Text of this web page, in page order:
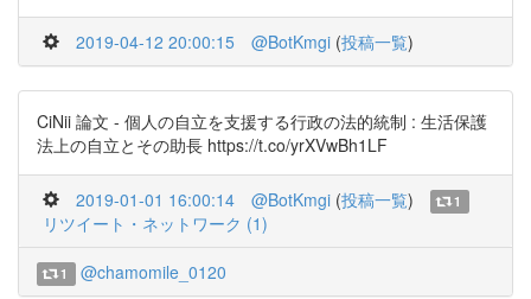
2019-04-12 20:00:15 @BotKmgi (投稿一覧)
CiNii 論文 - 個人の自立を支援する行政の法的統制 : 生活保護
法上の自立とその助長 https://t.co/yrXVwBh1LF
2019-01-01 16:00:14 @BotKmgi (投稿一覧) 1
リツイート・ネットワーク (1)
1 @chamomile_0120